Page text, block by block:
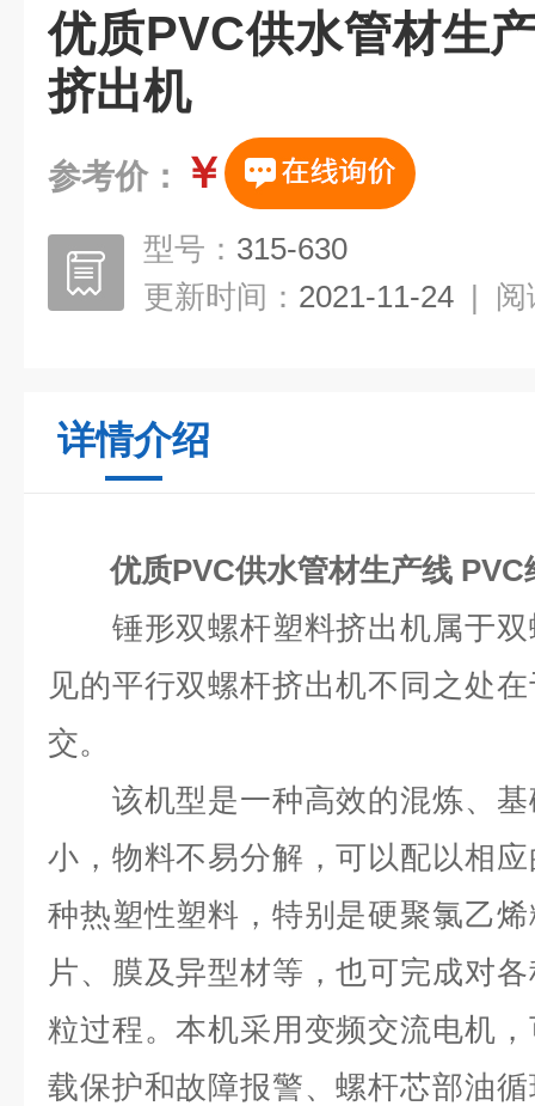
优质PVC供水管材生
挤出机
参考价： ￥
型号： 315-630
更新时间： 2021-11-24 | 阅
详情介绍
优质PVC供水管材生产线
锤形双螺杆塑料挤出机属于双
见的平行双螺杆挤出机不同之处
交。
该机型是一种高效的混炼、基
小，物料不易分解，可以配以相
种热塑性塑料，特别是硬聚氯乙
片、膜及异型材等，也可完成对
粒过程。本机采用变频交流电机
载保护和故障报警、螺杆芯部油